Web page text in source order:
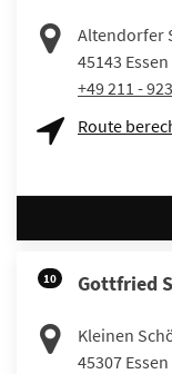
Altendorfer
45143 Essen
+49 211 -
Route
10 Gottfried
Kleinen
45307 Essen